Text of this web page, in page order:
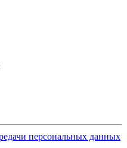
персональных данных